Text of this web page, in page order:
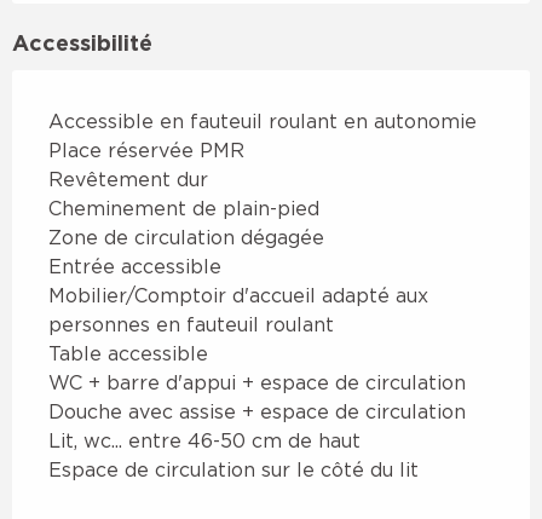
Accessibilité
Accessible en fauteuil roulant en autonomie
Place réservée PMR
Revêtement dur
Cheminement de plain-pied
Zone de circulation dégagée
Entrée accessible
Mobilier/Comptoir d'accueil adapté aux
personnes en fauteuil roulant
Table accessible
WC + barre d'appui + espace de circulation
Douche avec assise + espace de circulation
Lit, wc... entre 46-50 cm de haut
Espace de circulation sur le côté du lit